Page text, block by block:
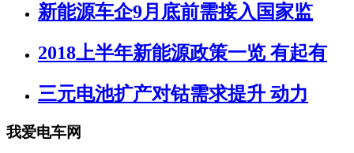
新能源车企9月底前需接入国家监
2018上半年新能源政策一览 有起有
三元电池扩产对钴需求提升 动力
我爱电车网